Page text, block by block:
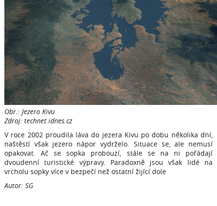
Obr.: Jezero Kivu
Zdroj: technet.idnes.cz
V roce 2002 proudila láva do jezera Kivu po dobu několika dní,
naštěstí však jezero nápor vydrželo. Situace se, ale nemusí
opakovat. Ač se sopka probouzí, stále se na ni pořádají
dvoudenní turistické výpravy. Paradoxně jsou však lidé na
vrcholu sopky více v bezpečí než ostatní žijící dole
Autor: SG